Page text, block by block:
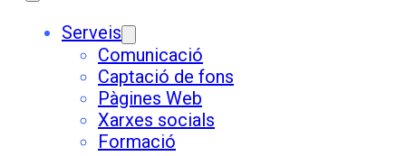
Serveis
Comunicació
Captació de fons
Pàgines Web
Xarxes socials
Formació